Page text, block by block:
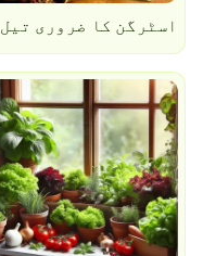
اسٹرگن کا ضروری تیل